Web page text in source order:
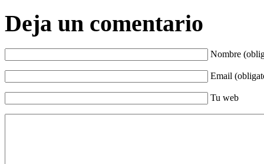
Deja un comentario
Nombre
Email
Tu web